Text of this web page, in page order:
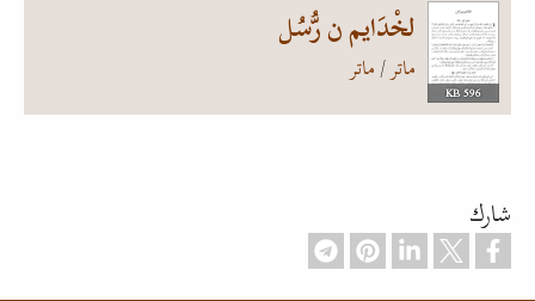
596 KB
لخْدَايم ن رُّسُل
ماتر/ماتر
شارك